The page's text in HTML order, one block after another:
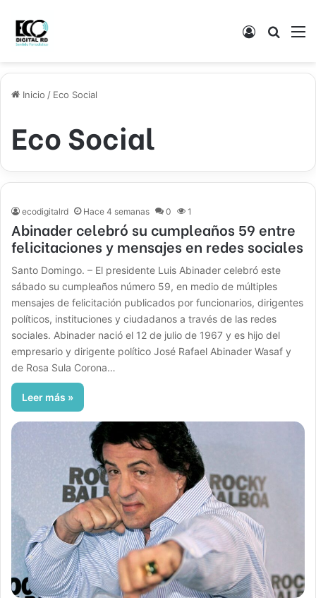
Acceso
Inicio / Eco Social
Eco Social
ecodigitalrd Hace 4 semanas 0 1
Abinader celebró su cumpleaños 59 entre
felicitaciones y mensajes en redes sociales
Santo Domingo. – El presidente Luis Abinader celebró este
sábado su cumpleaños número 59, en medio de múltiples
mensajes de felicitación publicados por funcionarios, dirigentes
políticos, instituciones y ciudadanos a través de las redes
sociales. Abinader nació el 12 de julio de 1967 y es hijo del
empresario y dirigente político José Rafael Abinader Wasaf y
de Rosa Sula Corona…
Leer más »